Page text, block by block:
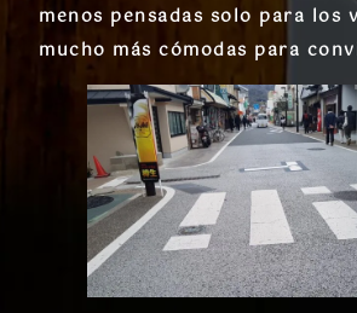
menos pensadas solo para los
mucho más cómodas para